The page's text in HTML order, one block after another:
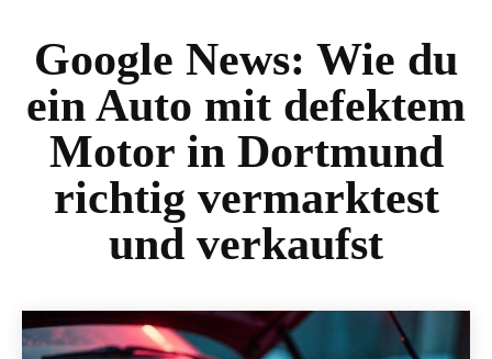
Google News: Wie du
ein Auto mit defektem
Motor in Dortmund
richtig vermarktest
und verkaufst